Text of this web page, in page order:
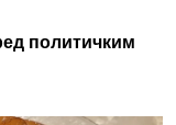
политичким